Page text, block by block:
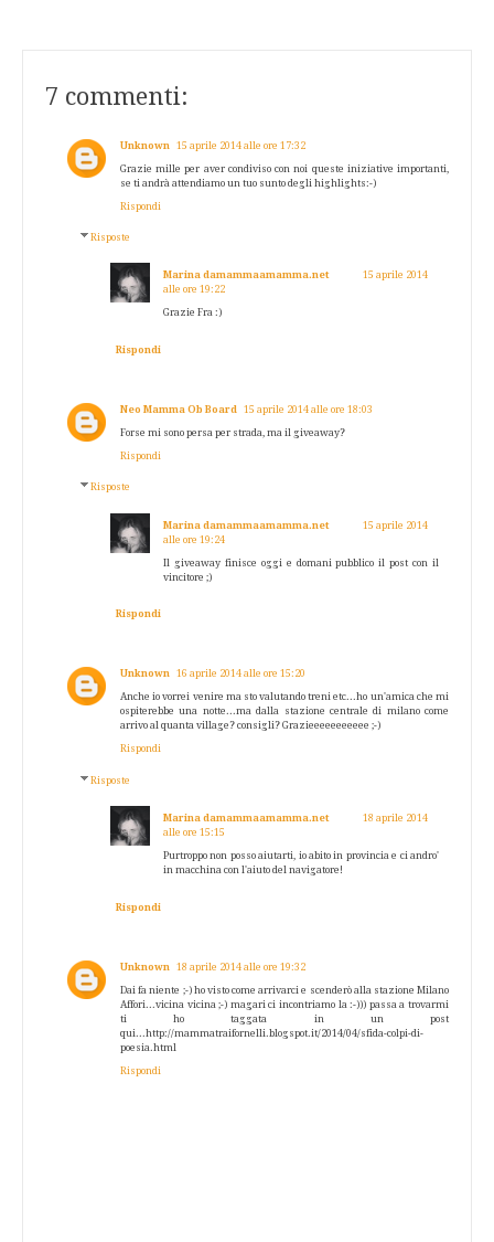
7 commenti:
Unknown 15 aprile 2014 alle ore 17:32
Grazie mille per aver condiviso con noi queste iniziative importanti,
se ti andrà attendiamo un tuo sunto degli highlights:-)
Rispondi
Risposte
Marina damammaamamma.net
15 aprile 2014
alle ore 19:22
Grazie Fra :)
Rispondi
Neo Mamma Ob Board 15 aprile 2014 alle ore 18:03
Forse mi sono persa per strada, ma il giveaway?
Rispondi
Risposte
Marina damammaamamma.net
15 aprile 2014
alle ore 19:24
Il giveaway finisce oggi e domani pubblico il post con il
vincitore ;)
Rispondi
Unknown 16 aprile 2014 alle ore 15:20
Anche io vorrei venire ma sto valutando treni etc...ho un'amica che mi
ospiterebbe una notte...ma dalla stazione centrale di milano come
arrivo al quanta village? consigli? Grazieeeeeeeeeee ;-)
Rispondi
Risposte
Marina damammaamamma.net
18 aprile 2014
alle ore 15:15
Purtroppo non posso aiutarti, io abito in provincia e ci andro'
in macchina con l'aiuto del navigatore!
Rispondi
Unknown 18 aprile 2014 alle ore 19:32
Dai fa niente ;-) ho visto come arrivarci e scenderò alla stazione Milano
Affori...vicina vicina ;-) magari ci incontriamo la :-))) passa a trovarmi
ti ho taggata in un post
qui...http://mammatraifornelli.blogspot.it/2014/04/sfida-colpi-di-
poesia.html
Rispondi